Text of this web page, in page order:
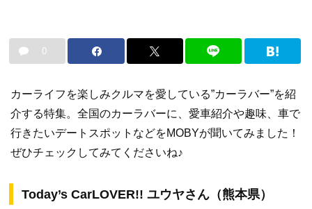
0
カーライフを楽しみクルマを愛している”カーラバー”を紹
介する特集。全国のカーラバーに、愛車紹介や趣味、車で
行きたいデートスポットなどをMOBYが聞いてみました！
ぜひチェックしてみてくださいね♪
Today’s CarLOVER!! ユウヤさん（熊本県）